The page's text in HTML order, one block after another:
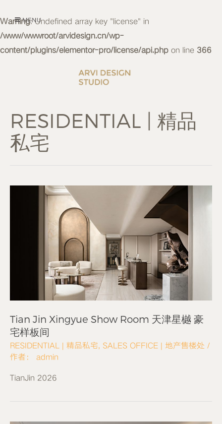
Warning: Undefined array key "license" in
/www/wwwroot/arvidesign.cn/wp-
content/plugins/elementor-pro/license/api.php on line 366
MENU
RESIDENTIAL | 精品
私宅
Tian Jin Xingyue Show Room 天津星樾 豪
宅样板间
RESIDENTIAL | 精品私宅, SALES OFFICE | 地产售楼处 /
作者：
admin
TianJin 2026